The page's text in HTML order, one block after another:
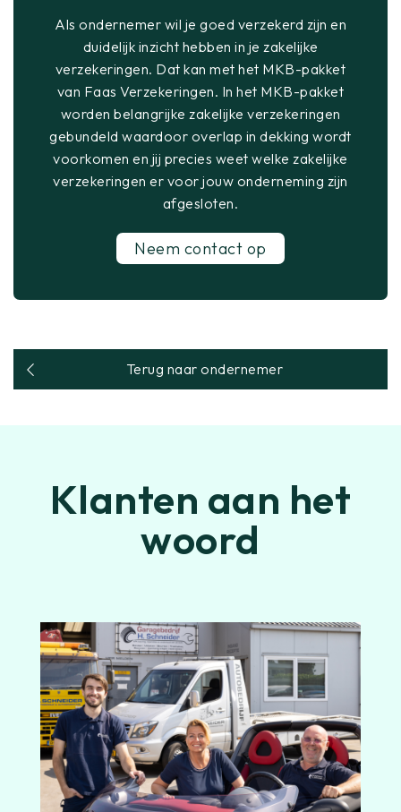
Als ondernemer wil je goed verzekerd zijn en
duidelijk inzicht hebben in je zakelijke
verzekeringen. Dat kan met het MKB-pakket
van Faas Verzekeringen. In het MKB-pakket
worden belangrijke zakelijke verzekeringen
gebundeld waardoor overlap in dekking wordt
voorkomen en jij precies weet welke zakelijke
verzekeringen er voor jouw onderneming zijn
afgesloten.
Neem contact op
Terug naar ondernemer
Klanten aan het
woord